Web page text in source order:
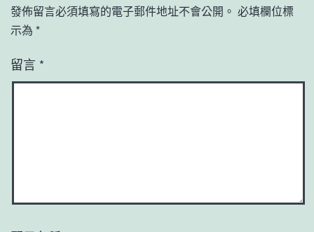
發佈留言必須填寫的電子郵件地址不會公開。 必填欄位標
示為 *
留言 *